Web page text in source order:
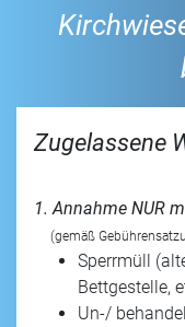
Zugelassene
1. Annahme NUR
(gemäß
Sperrmüll
Bettgestelle,
Un-/